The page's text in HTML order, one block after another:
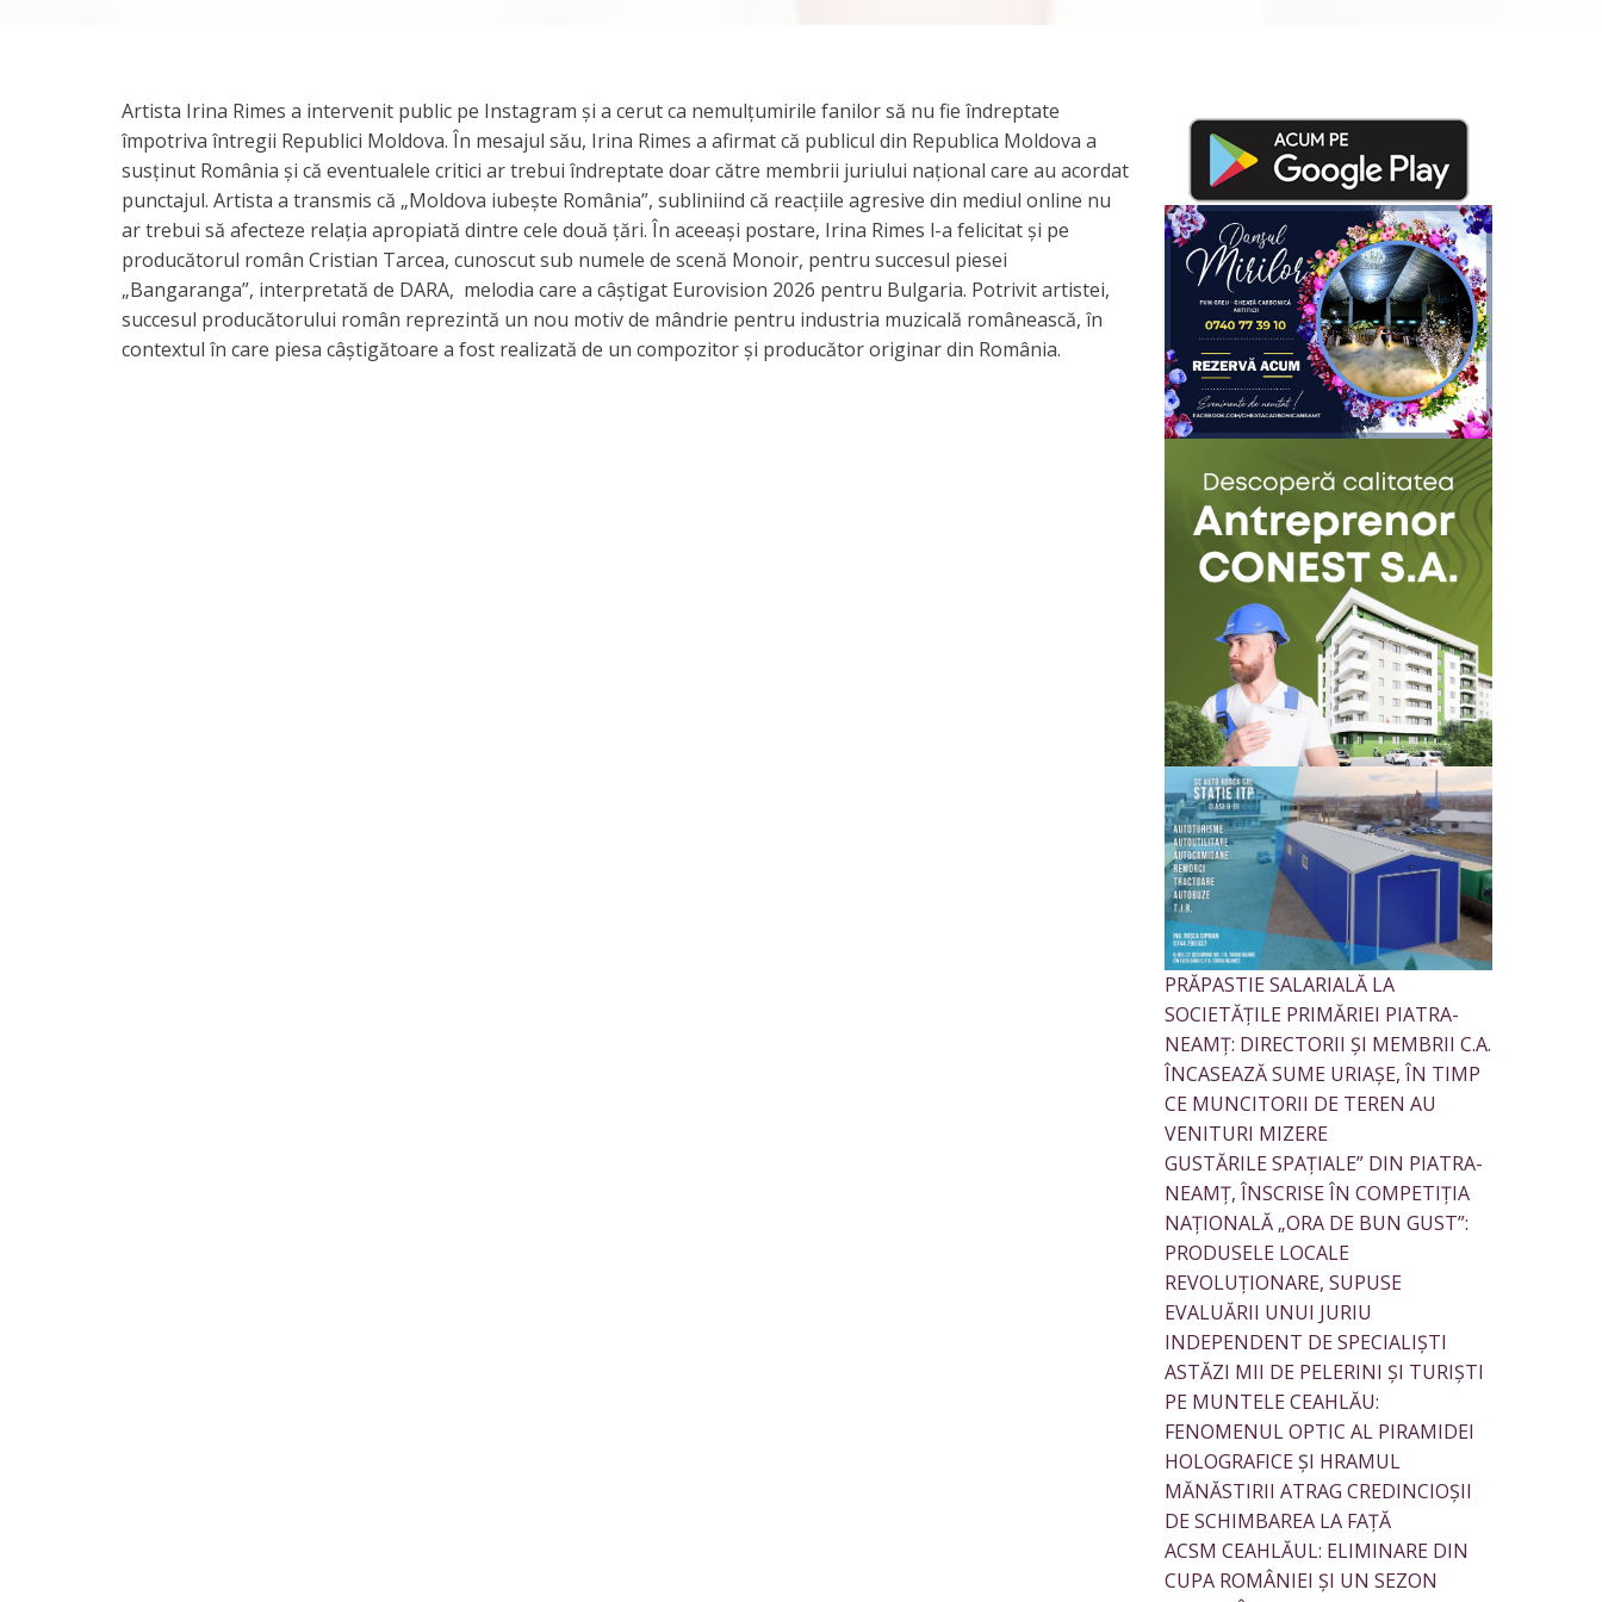
Artista Irina Rimes a intervenit public pe Instagram și a cerut ca nemulțumirile fanilor să nu fie îndreptate
împotriva întregii Republici Moldova. În mesajul său, Irina Rimes a afirmat că publicul din Republica Moldova a
susținut România și că eventualele critici ar trebui îndreptate doar către membrii juriului național care au acordat
punctajul. Artista a transmis că „Moldova iubește România”, subliniind că reacțiile agresive din mediul online nu
ar trebui să afecteze relația apropiată dintre cele două țări. În aceeași postare, Irina Rimes l-a felicitat și pe
producătorul român Cristian Tarcea, cunoscut sub numele de scenă Monoir, pentru succesul piesei
„Bangaranga”, interpretată de DARA, melodia care a câștigat Eurovision 2026 pentru Bulgaria. Potrivit artistei,
succesul producătorului român reprezintă un nou motiv de mândrie pentru industria muzicală românească, în
contextul în care piesa câștigătoare a fost realizată de un compozitor și producător originar din România.
PRĂPASTIE SALARIALĂ LA
SOCIETĂȚILE PRIMĂRIEI PIATRA-
NEAMȚ: DIRECTORII ȘI MEMBRII C.A.
ÎNCASEAZĂ SUME URIAȘE, ÎN TIMP
CE MUNCITORII DE TEREN AU
VENITURI MIZERE
GUSTĂRILE SPAȚIALE” DIN PIATRA-
NEAMȚ, ÎNSCRISE ÎN COMPETIȚIA
NAȚIONALĂ „ORA DE BUN GUST”:
PRODUSELE LOCALE
REVOLUȚIONARE, SUPUSE
EVALUĂRII UNUI JURIU
INDEPENDENT DE SPECIALIȘTI
ASTĂZI MII DE PELERINI ȘI TURIȘTI
PE MUNTELE CEAHLĂU:
FENOMENUL OPTIC AL PIRAMIDEI
HOLOGRAFICE ȘI HRAMUL
MĂNĂSTIRII ATRAG CREDINCIOȘII
DE SCHIMBAREA LA FAȚĂ
ACSM CEAHLĂUL: ELIMINARE DIN
CUPA ROMÂNIEI ȘI UN SEZON